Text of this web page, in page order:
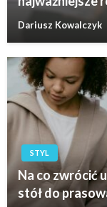
Dariusz Kowalczyk
STYL
Na co zwrócić
stół do